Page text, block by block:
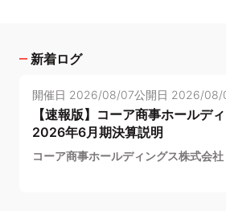
新着ログ
開催日 2026/08/07公開日 2026/08/
【速報版】コーア商事ホールデ
2026年6月期決算説明
コーア商事ホールディングス株式会社